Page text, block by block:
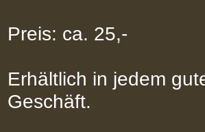
Preis: ca. 25,-
Erhältlich in jedem
Geschäft.